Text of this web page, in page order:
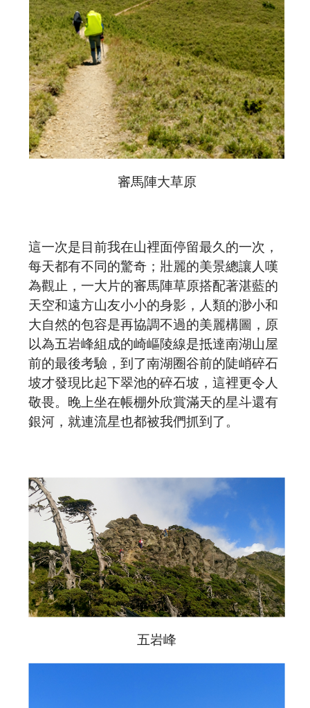
審馬陣大草原
這一次是目前我在山裡面停留最久的一次，
每天都有不同的驚奇；壯麗的美景總讓人嘆
為觀止，一大片的審馬陣草原搭配著湛藍的
天空和遠方山友小小的身影，人類的渺小和
大自然的包容是再協調不過的美麗構圖，原
以為五岩峰組成的崎嶇陵線是抵達南湖山屋
前的最後考驗，到了南湖圈谷前的陡峭碎石
坡才發現比起下翠池的碎石坡，這裡更令人
敬畏。晚上坐在帳棚外欣賞滿天的星斗還有
銀河，就連流星也都被我們抓到了。
五岩峰